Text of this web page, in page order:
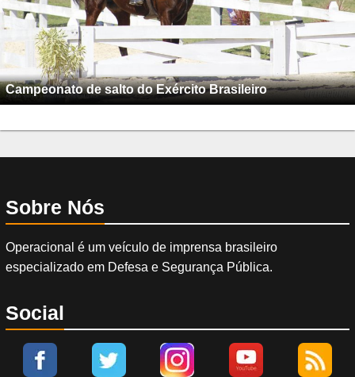
Campeonato de salto do Exército Brasileiro
Sobre Nós
Operacional é um veículo de imprensa brasileiro
especializado em Defesa e Segurança Pública.
Social